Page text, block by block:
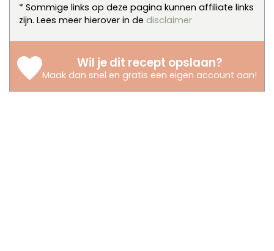
* Sommige links op deze pagina kunnen affiliate links
zijn. Lees meer hierover in de
disclaimer
Wil je dit recept opslaan?
Maak dan snel en gratis een eigen account aan!